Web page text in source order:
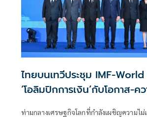
ไทยบนเทวีประชุม IMF-
‘โอลิมปิกการเงิน’กับโอกาส-ค
และโจทย์ใหม่ของศก.
ท่ามกลางเศรษฐกิจโลกที่กำลังเผชิญความไ